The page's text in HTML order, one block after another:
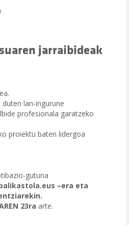
jarraibideak
lan-ingurune
profesionala garatzeko
proiektu baten lidergoa
gutuna
–era eta
23ra arte.